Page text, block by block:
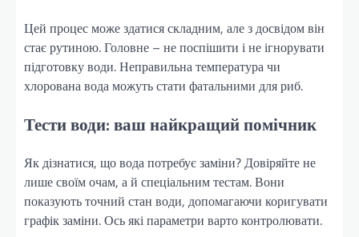
Цей процес може здатися складним, але з досвідом він
стає рутиною. Головне – не поспішити і не ігнорувати
підготовку води. Неправильна температура чи
хлорована вода можуть стати фатальними для риб.
Тести води: ваш найкращий помічник
Як дізнатися, що вода потребує заміни? Довіряйте не
лише своїм очам, а й спеціальним тестам. Вони
показують точний стан води, допомагаючи коригувати
графік заміни. Ось які параметри варто контролювати.